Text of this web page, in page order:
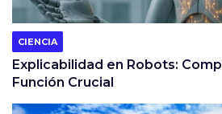
CIENCIA
Explicabilidad en Robots:
Función Crucial